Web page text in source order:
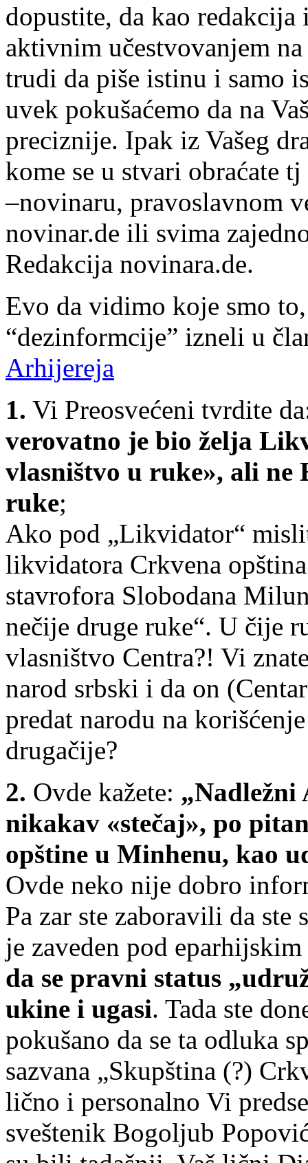
dopustite, da kao
aktivnim učestvovanjem
trudi da piše istinu i samo
uvek pokušaćemo da na
preciznije. Ipak iz Vašeg
kome se u stvari obraćate
–novinaru, pravoslavnom
novinar.de ili svima
Redakcija novinara.de.
Evo da vidimo koje smo
“dezinformcije” izneli u
Arhijereja
1. Vi Preosvećeni tvrdite
verovatno je bio želja
vlasništvo u ruke», ali ne
ruke;
Ako pod „Likvidator“
likvidatora Crkvena
stavrofora Slobodana
nečije druge ruke“. U čije
vlasništvo Centra?! Vi
narod srbski i da on
predat narodu na
drugačije?
2. Ovde kažete:
nikakav «stečaj», po
opštine u Minhenu, kao
Ovde neko nije dobro
Pa zar ste zaboravili da
je zaveden pod
da se pravni status
ukine i ugasi. Tada ste
pokušano da se ta odluka
sazvana „Skupština (?)
lično i personalno Vi
sveštenik Bogoljub